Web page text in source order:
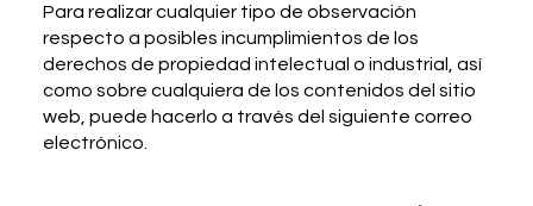
Para realizar cualquier tipo de observación
respecto a posibles incumplimientos de los
derechos de propiedad intelectual o industrial, así
como sobre cualquiera de los contenidos del sitio
web, puede hacerlo a través del siguiente correo
electrónico.